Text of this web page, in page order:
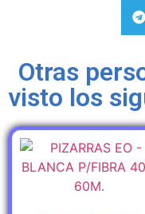
Otras
visto los